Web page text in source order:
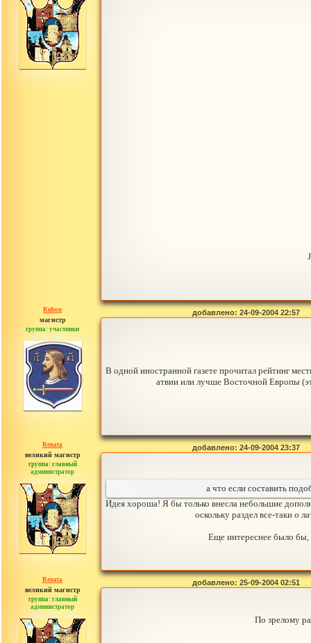
Rubon
магистр
группа: участники
сообщений: 324
добавлено: 24-09-2004 22:57
В одной иностранной газете прочитал рейтинг
атвии или лучше Восточной Европы
Renata
великий магистр
группа: главный
администратор
сообщений: 2765
добавлено: 24-09-2004 23:37
а что если составить
Идея хороша! Я бы только внесла небольшие
оскольку раздел все-таки о
Еще интереснее было бы,
Renata
великий магистр
группа: главный
администратор
сообщений: 2765
добавлено: 25-09-2004 02:51
По зрелому